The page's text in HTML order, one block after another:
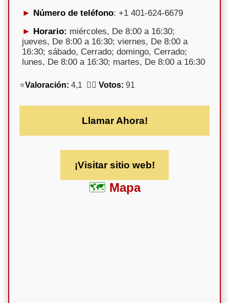
Número de teléfono: +1 401-624-6679
Horario: miércoles, De 8:00 a 16:30;
jueves, De 8:00 a 16:30; viernes, De 8:00 a
16:30; sábado, Cerrado; domingo, Cerrado;
lunes, De 8:00 a 16:30; martes, De 8:00 a 16:30
⭐Valoración: 4,1 🕵️‍♀️ Votos: 91
Llamar Ahora!
¡Visitar sitio web!
Mapa